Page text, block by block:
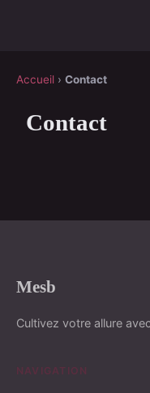
Accueil › Contact
Contact
Mesb
Cultivez votre allure
NAVIGATION